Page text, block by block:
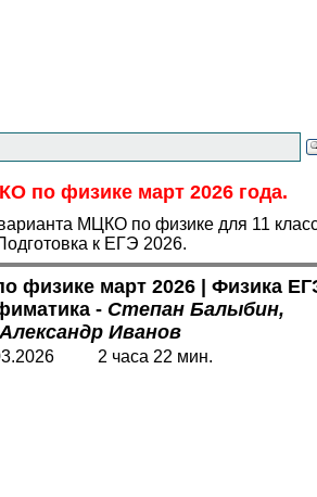
по физике март 2026 года.
МЦКО по физике для 11
к ЕГЭ 2026.
физике март 2026
Физика
- Степан Балыбин,
Александр Иванов
2 часа 22 мин.